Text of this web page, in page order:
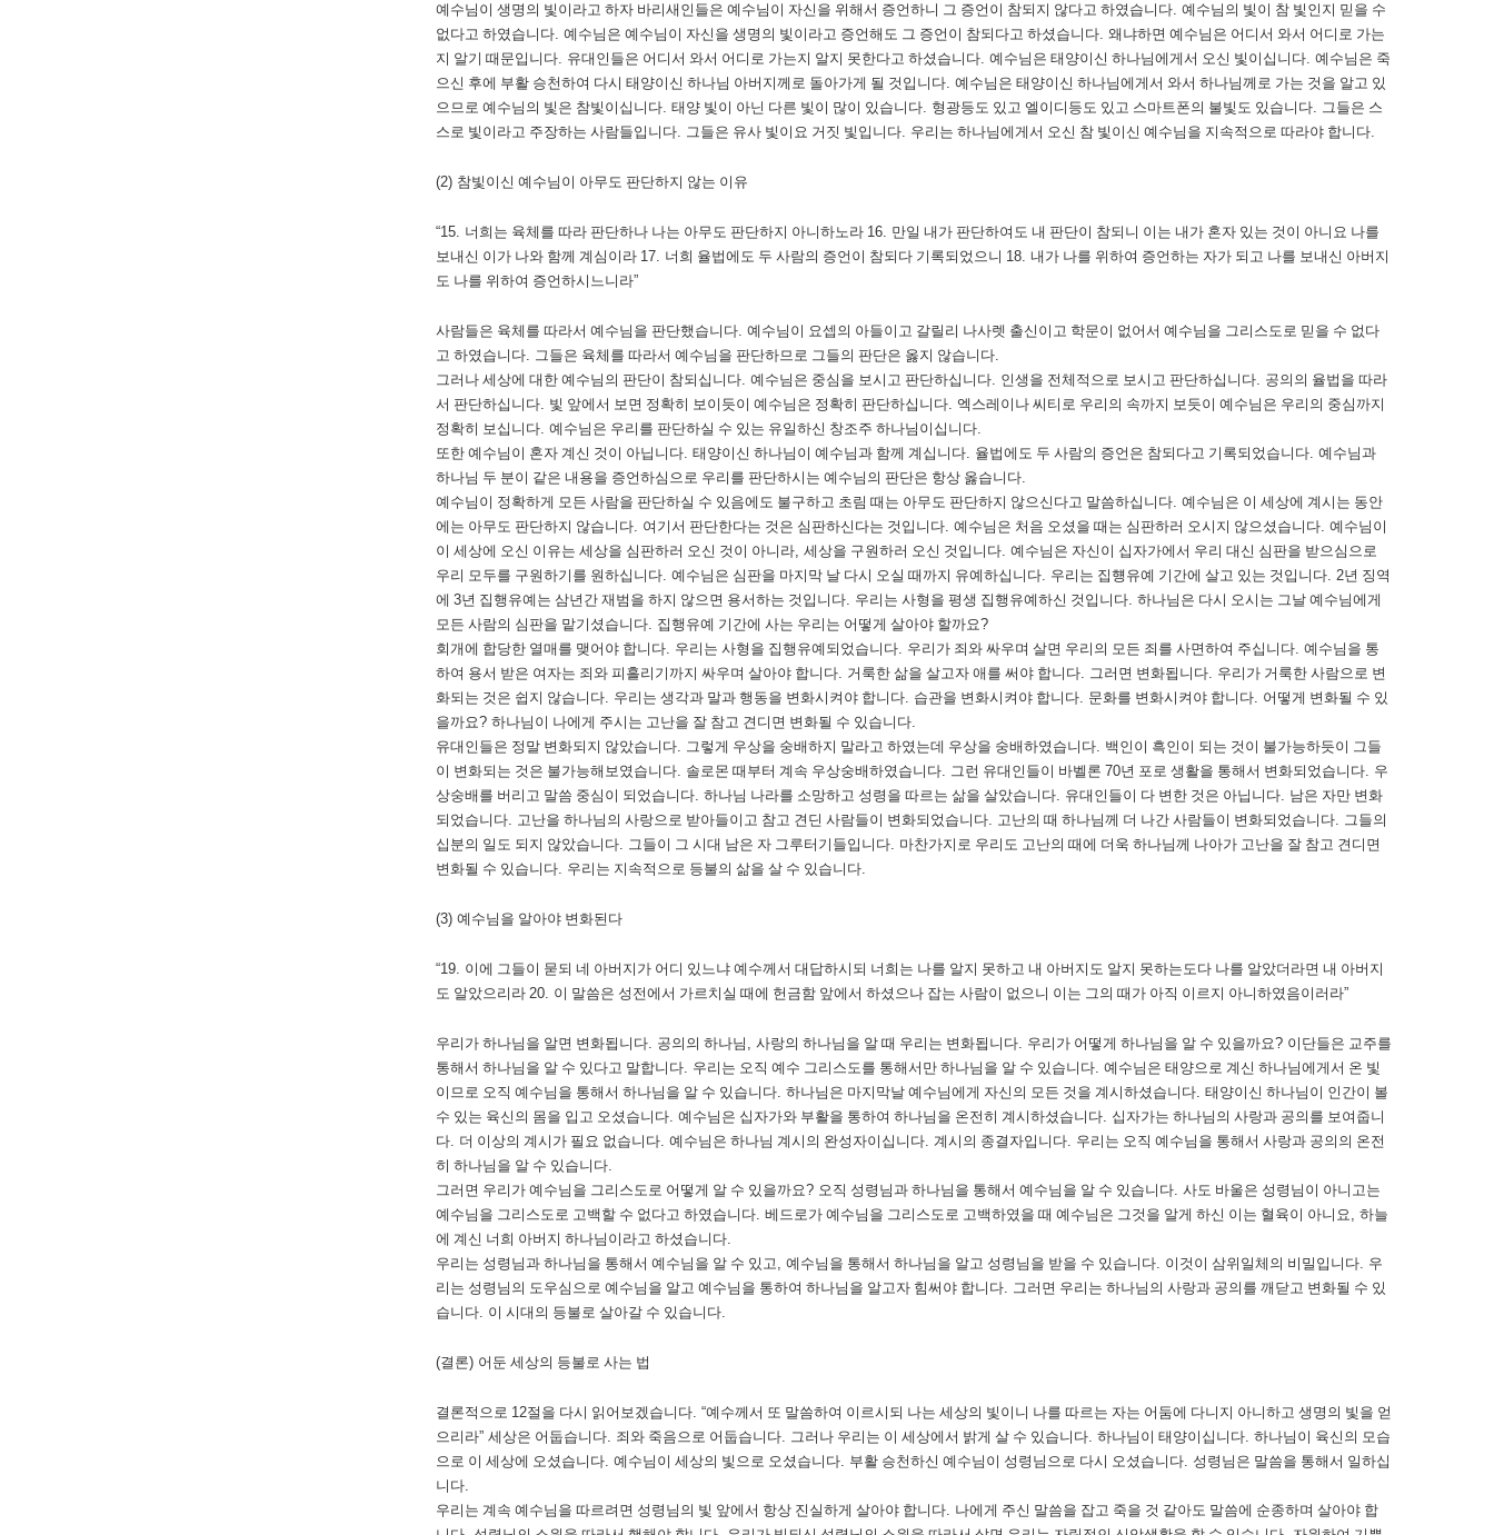
예수님이 생명의 빛이라고 하자 바리새인들은 예수님이 자신을 위해서 증언하니 그 증언이 참되지 않다고 하였습니다. 예수님의 빛이 참 빛인지 믿을 수
없다고 하였습니다. 예수님은 예수님이 자신을 생명의 빛이라고 증언해도 그 증언이 참되다고 하셨습니다. 왜냐하면 예수님은 어디서 와서 어디로 가는
지 알기 때문입니다. 유대인들은 어디서 와서 어디로 가는지 알지 못한다고 하셨습니다. 예수님은 태양이신 하나님에게서 오신 빛이십니다. 예수님은 죽
으신 후에 부활 승천하여 다시 태양이신 하나님 아버지께로 돌아가게 될 것입니다. 예수님은 태양이신 하나님에게서 와서 하나님께로 가는 것을 알고 있
으므로 예수님의 빛은 참빛이십니다. 태양 빛이 아닌 다른 빛이 많이 있습니다. 형광등도 있고 엘이디등도 있고 스마트폰의 불빛도 있습니다. 그들은 스
스로 빛이라고 주장하는 사람들입니다. 그들은 유사 빛이요 거짓 빛입니다. 우리는 하나님에게서 오신 참 빛이신 예수님을 지속적으로 따라야 합니다.
(2) 참빛이신 예수님이 아무도 판단하지 않는 이유
“15. 너희는 육체를 따라 판단하나 나는 아무도 판단하지 아니하노라 16. 만일 내가 판단하여도 내 판단이 참되니 이는 내가 혼자 있는 것이 아니요 나를
보내신 이가 나와 함께 계심이라 17. 너희 율법에도 두 사람의 증언이 참되다 기록되었으니 18. 내가 나를 위하여 증언하는 자가 되고 나를 보내신 아버지
도 나를 위하여 증언하시느니라”
사람들은 육체를 따라서 예수님을 판단했습니다. 예수님이 요셉의 아들이고 갈릴리 나사렛 출신이고 학문이 없어서 예수님을 그리스도로 믿을 수 없다
고 하였습니다. 그들은 육체를 따라서 예수님을 판단하므로 그들의 판단은 옳지 않습니다.
그러나 세상에 대한 예수님의 판단이 참되십니다. 예수님은 중심을 보시고 판단하십니다. 인생을 전체적으로 보시고 판단하십니다. 공의의 율법을 따라
서 판단하십니다. 빛 앞에서 보면 정확히 보이듯이 예수님은 정확히 판단하십니다. 엑스레이나 씨티로 우리의 속까지 보듯이 예수님은 우리의 중심까지
정확히 보십니다. 예수님은 우리를 판단하실 수 있는 유일하신 창조주 하나님이십니다.
또한 예수님이 혼자 계신 것이 아닙니다. 태양이신 하나님이 예수님과 함께 계십니다. 율법에도 두 사람의 증언은 참되다고 기록되었습니다. 예수님과
하나님 두 분이 같은 내용을 증언하심으로 우리를 판단하시는 예수님의 판단은 항상 옳습니다.
예수님이 정확하게 모든 사람을 판단하실 수 있음에도 불구하고 초림 때는 아무도 판단하지 않으신다고 말씀하십니다. 예수님은 이 세상에 계시는 동안
에는 아무도 판단하지 않습니다. 여기서 판단한다는 것은 심판하신다는 것입니다. 예수님은 처음 오셨을 때는 심판하러 오시지 않으셨습니다. 예수님이
이 세상에 오신 이유는 세상을 심판하러 오신 것이 아니라, 세상을 구원하러 오신 것입니다. 예수님은 자신이 십자가에서 우리 대신 심판을 받으심으로
우리 모두를 구원하기를 원하십니다. 예수님은 심판을 마지막 날 다시 오실 때까지 유예하십니다. 우리는 집헁유예 기간에 살고 있는 것입니다. 2년 징역
에 3년 집행유예는 삼년간 재범을 하지 않으면 용서하는 것입니다. 우리는 사형을 평생 집행유예하신 것입니다. 하나님은 다시 오시는 그날 예수님에게
모든 사람의 심판을 맡기셨습니다. 집행유예 기간에 사는 우리는 어떻게 살아야 할까요?
회개에 합당한 열매를 맺어야 합니다. 우리는 사형을 집행유예되었습니다. 우리가 죄와 싸우며 살면 우리의 모든 죄를 사면하여 주십니다. 예수님을 통
하여 용서 받은 여자는 죄와 피흘리기까지 싸우며 살아야 합니다. 거룩한 삶을 살고자 애를 써야 합니다. 그러면 변화됩니다. 우리가 거룩한 사람으로 변
화되는 것은 쉽지 않습니다. 우리는 생각과 말과 행동을 변화시켜야 합니다. 습관을 변화시켜야 합니다. 문화를 변화시켜야 합니다. 어떻게 변화될 수 있
을까요? 하나님이 나에게 주시는 고난을 잘 참고 견디면 변화될 수 있습니다.
유대인들은 정말 변화되지 않았습니다. 그렇게 우상을 숭배하지 말라고 하였는데 우상을 숭배하였습니다. 백인이 흑인이 되는 것이 불가능하듯이 그들
이 변화되는 것은 불가능해보였습니다. 솔로몬 때부터 계속 우상숭배하였습니다. 그런 유대인들이 바벨론 70년 포로 생활을 통해서 변화되었습니다. 우
상숭배를 버리고 말씀 중심이 되었습니다. 하나님 나라를 소망하고 성령을 따르는 삶을 살았습니다. 유대인들이 다 변한 것은 아닙니다. 남은 자만 변화
되었습니다. 고난을 하나님의 사랑으로 받아들이고 참고 견딘 사람들이 변화되었습니다. 고난의 때 하나님께 더 나간 사람들이 변화되었습니다. 그들의
십분의 일도 되지 않았습니다. 그들이 그 시대 남은 자 그루터기들입니다. 마찬가지로 우리도 고난의 때에 더욱 하나님께 나아가 고난을 잘 참고 견디면
변화될 수 있습니다. 우리는 지속적으로 등불의 삶을 살 수 있습니다.
(3) 예수님을 알아야 변화된다
“19. 이에 그들이 묻되 네 아버지가 어디 있느냐 예수께서 대답하시되 너희는 나를 알지 못하고 내 아버지도 알지 못하는도다 나를 알았더라면 내 아버지
도 알았으리라 20. 이 말씀은 성전에서 가르치실 때에 헌금함 앞에서 하셨으나 잡는 사람이 없으니 이는 그의 때가 아직 이르지 아니하였음이러라”
우리가 하나님을 알면 변화됩니다. 공의의 하나님 , 사랑의 하나님을 알 때 우리는 변화됩니다. 우리가 어떻게 하나님을 알 수 있을까요? 이단들은 교주를
통해서 하나님을 알 수 있다고 말합니다. 우리는 오직 예수 그리스도를 통해서만 하나님을 알 수 있습니다. 예수님은 태양으로 계신 하나님에게서 온 빛
이므로 오직 예수님을 통해서 하나님을 알 수 있습니다. 하나님은 마지막날 예수님에게 자신의 모든 것을 계시하셨습니다. 태양이신 하나님이 인간이 볼
수 있는 육신의 몸을 입고 오셨습니다. 예수님은 십자가와 부활을 통하여 하나님을 온전히 계시하셨습니다. 십자가는 하나님의 사랑과 공의를 보여줍니
다. 더 이상의 계시가 필요 없습니다. 예수님은 하나님 계시의 완성자이십니다. 계시의 종결자입니다. 우리는 오직 예수님을 통해서 사랑과 공의의 온전
히 하나님을 알 수 있습니다.
그러면 우리가 예수님을 그리스도로 어떻게 알 수 있을까요? 오직 성령님과 하나님을 통해서 예수님을 알 수 있습니다. 사도 바울은 성령님이 아니고는
예수님을 그리스도로 고백할 수 없다고 하였습니다. 베드로가 예수님을 그리스도로 고백하였을 때 예수님은 그것을 알게 하신 이는 혈육이 아니요, 하늘
에 계신 너희 아버지 하나님이라고 하셨습니다.
우리는 성령님과 하나님을 통해서 예수님을 알 수 있고, 예수님을 통해서 하나님을 알고 성령님을 받을 수 있습니다. 이것이 삼위일체의 비밀입니다. 우
리는 성령님의 도우심으로 예수님을 알고 예수님을 통하여 하나님을 알고자 힘써야 합니다. 그러면 우리는 하나님의 사랑과 공의를 깨닫고 변화될 수 있
습니다. 이 시대의 등불로 살아갈 수 있습니다.
(결론) 어둔 세상의 등불로 사는 법
결론적으로 12절을 다시 읽어보겠습니다. “예수께서 또 말씀하여 이르시되 나는 세상의 빛이니 나를 따르는 자는 어둠에 다니지 아니하고 생명의 빛을 얻
으리라” 세상은 어둡습니다. 죄와 죽음으로 어둡습니다. 그러나 우리는 이 세상에서 밝게 살 수 있습니다. 하나님이 태양이십니다. 하나님이 육신의 모습
으로 이 세상에 오셨습니다. 예수님이 세상의 빛으로 오셨습니다. 부활 승천하신 예수님이 성령님으로 다시 오셨습니다. 성령님은 말씀을 통해서 일하십
니다.
우리는 계속 예수님을 따르려면 성령님의 빛 앞에서 항상 진실하게 살아야 합니다. 나에게 주신 말씀을 잡고 죽을 것 같아도 말씀에 순종하며 살아야 합